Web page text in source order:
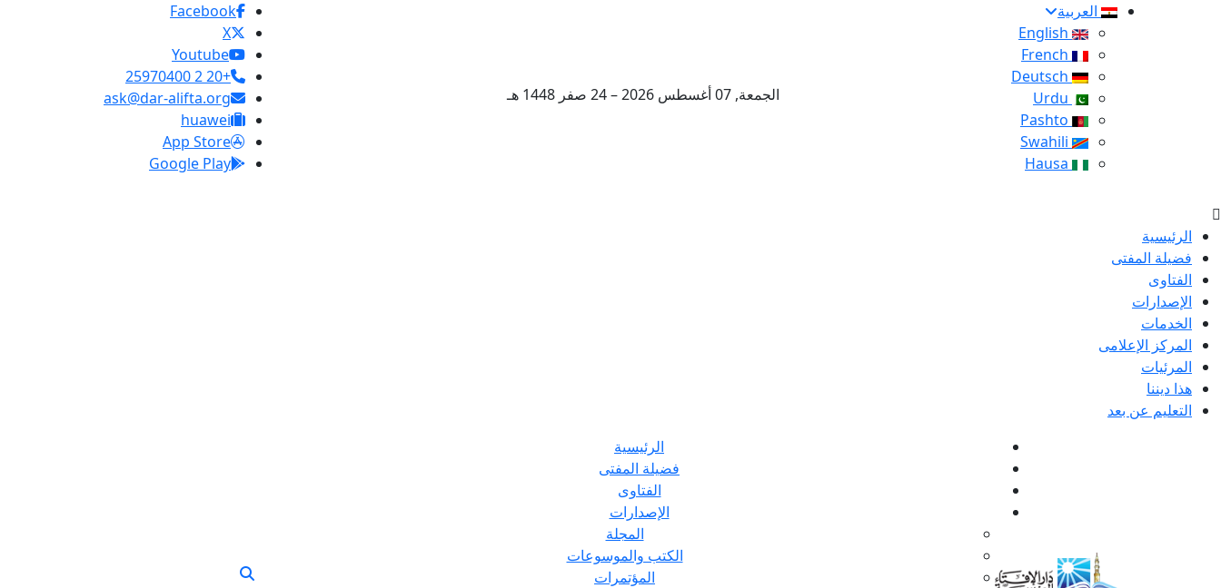
العربية
الجمعة, 07 أغسطس 2026 – 24 صفر 1448 هـ
Facebook
X
Youtube
+20 2 25970400
ask@dar-alifta.org
huawei
App Store
Google Play
الرئيسية
فضيلة المفتى
الفتاوى
الإصدارات
الخدمات
المركز الإعلامى
المرئيات
هذا ديننا
التعليم عن بعد
الرئيسية
فضيلة المفتى
الفتاوى
الإصدارات
المجلة
الكتب والموسوعات
المؤتمرات